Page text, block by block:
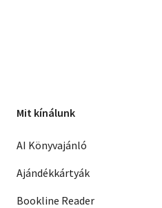
Mit kínálunk
AI Könyvajánló
Ajándékkártyák
Bookline Reader